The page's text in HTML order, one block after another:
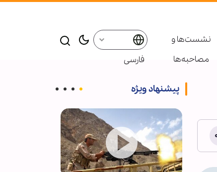
نشست‌ها و
مصاحبه‌ها
فارسی
پیشنهاد ویژه